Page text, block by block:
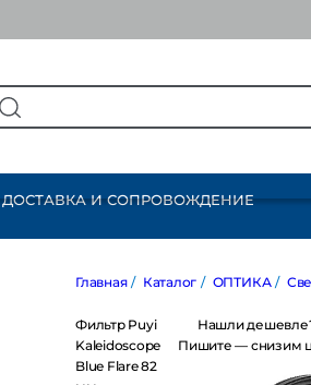
ДОСТАВКА И СОПРОВОЖДЕНИЕ
Главная / Каталог / ОПТИКА /
Фильтр Puyi
Kaleidoscope Blue
Flare 82 мм
Нашли
Пишите — снизим